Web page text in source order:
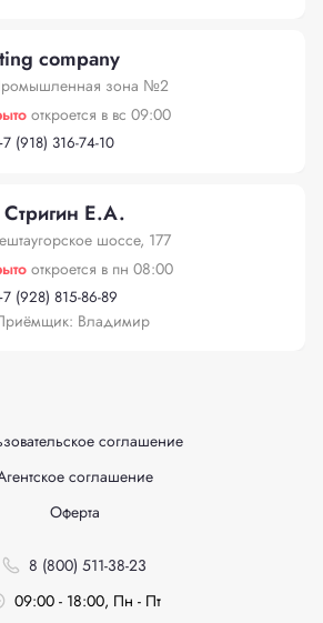
company
зона №2
откроется в вс 09:00
7 (918) 316-74-10
Е.А.
шоссе, 177
откроется в пн 08:00
7 (928) 815-86-89
Владимир
соглашение
соглашение
Оферта
8 (800) 511-38-23
09:00 - 18:00, Пн - Пт